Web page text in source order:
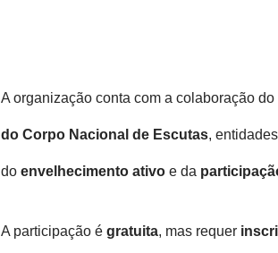
A organização conta com a colaboração do
do Corpo Nacional de Escutas,
do envelhecimento ativo e da
A participação é gratuita, mas requer